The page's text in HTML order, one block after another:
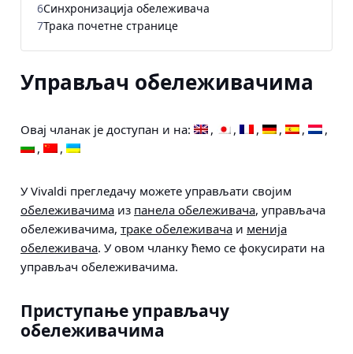
Управљач обележивачима
Овај чланак је доступан и на:
У Vivaldi прегледачу можете управљати својим
обележивачима из панела обележивача, управљача
обележивачима, траке обележивача и менија
обележивача. У овом чланку ћемо се фокусирати на
управљач обележивачима.
Приступање управљачу
обележивачима
6Синхронизација обележивача
7Трака почетне странице